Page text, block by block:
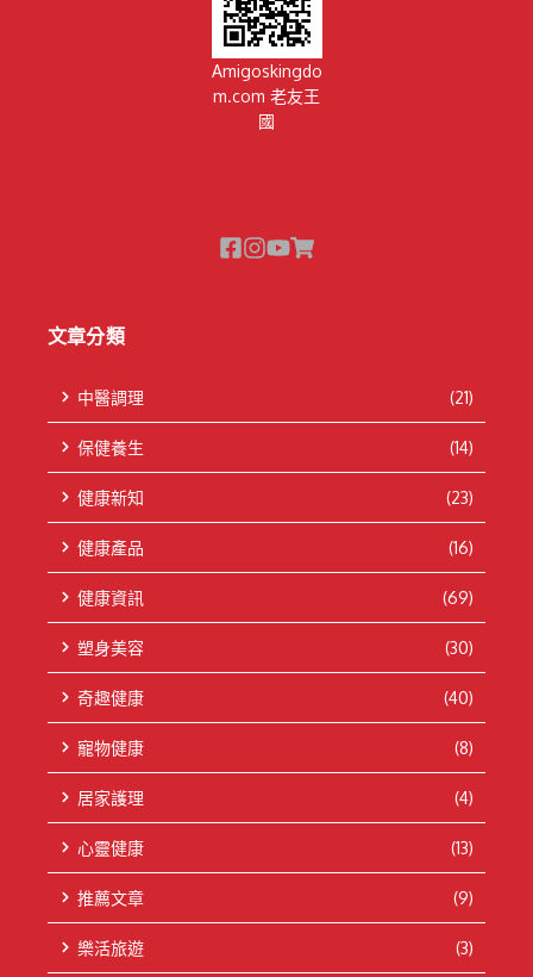
Amigoskingdo
m.com 老友王
國
文章分類
中醫調理 (21)
保健養生 (14)
健康新知 (23)
健康產品 (16)
健康資訊 (69)
塑身美容 (30)
奇趣健康 (40)
寵物健康 (8)
居家護理 (4)
心靈健康 (13)
推薦文章 (9)
樂活旅遊 (3)